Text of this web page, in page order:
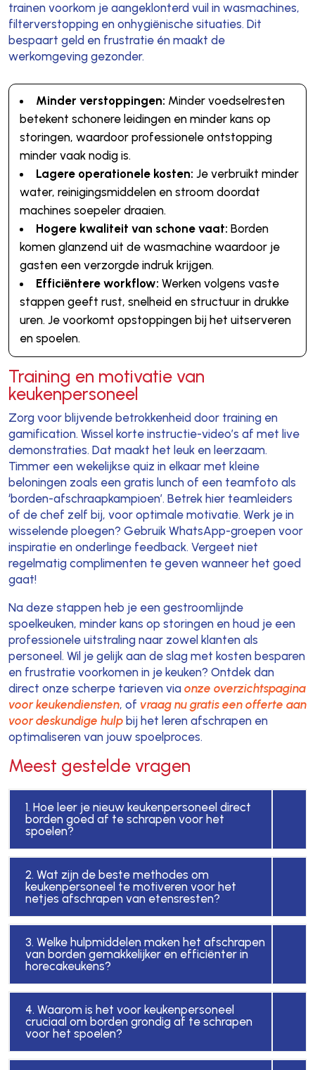
trainen voorkom je aangeklonterd vuil in wasmachines,
filterverstopping en onhygiënische situaties. Dit
bespaart geld en frustratie én maakt de
werkomgeving gezonder.
Minder verstoppingen: Minder voedselresten
betekent schonere leidingen en minder kans op
storingen, waardoor professionele ontstopping
minder vaak nodig is.
Lagere operationele kosten: Je verbruikt minder
water, reinigingsmiddelen en stroom doordat
machines soepeler draaien.
Hogere kwaliteit van schone vaat: Borden
komen glanzend uit de wasmachine waardoor je
gasten een verzorgde indruk krijgen.
Efficiëntere workflow: Werken volgens vaste
stappen geeft rust, snelheid en structuur in drukke
uren. Je voorkomt opstoppingen bij het uitserveren
en spoelen.
Training en motivatie van
keukenpersoneel
Zorg voor blijvende betrokkenheid door training en
gamification. Wissel korte instructie-video’s af met live
demonstraties. Dat maakt het leuk en leerzaam.
Timmer een wekelijkse quiz in elkaar met kleine
beloningen zoals een gratis lunch of een teamfoto als
‘borden-afschraapkampioen’. Betrek hier teamleiders
of de chef zelf bij, voor optimale motivatie. Werk je in
wisselende ploegen? Gebruik WhatsApp-groepen voor
inspiratie en onderlinge feedback. Vergeet niet
regelmatig complimenten te geven wanneer het goed
gaat!
Na deze stappen heb je een gestroomlijnde
spoelkeuken, minder kans op storingen en houd je een
professionele uitstraling naar zowel klanten als
personeel. Wil je gelijk aan de slag met kosten besparen
en frustratie voorkomen in je keuken? Ontdek dan
direct onze scherpe tarieven via onze overzichtspagina
voor keukendiensten, of vraag nu gratis een offerte aan
voor deskundige hulpbij het leren afschrapen en
optimaliseren van jouw spoelproces.
Meest gestelde vragen
1. Hoe leer je nieuw keukenpersoneel direct
borden goed af te schrapen voor het
spoelen?
2. Wat zijn de beste methodes om
keukenpersoneel te motiveren voor het
netjes afschrapen van etensresten?
3. Welke hulpmiddelen maken het afschrapen
van borden gemakkelijker en efficiënter in
horecakeukens?
4. Waarom is het voor keukenpersoneel
cruciaal om borden grondig af te schrapen
voor het spoelen?